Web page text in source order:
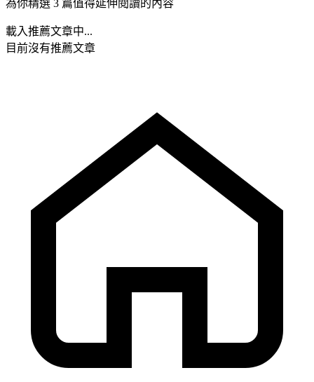
為你精選 3 篇值得延伸閱讀的內容
載入推薦文章中...
目前沒有推薦文章